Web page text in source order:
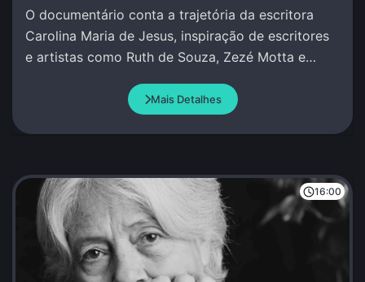
O documentário conta a trajetória da escritora
Carolina Maria de Jesus, inspiração de escritores
e artistas como Ruth de Souza, Zezé Motta e
Mais Detalhes
16:00